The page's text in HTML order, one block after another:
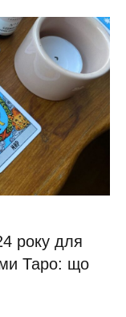
року для
Таро: що